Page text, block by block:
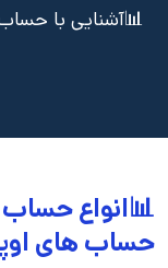
📊آشنایی با
📊انواع
حساب های